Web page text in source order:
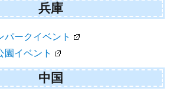
兵庫
パークイベント
園イベント
中国